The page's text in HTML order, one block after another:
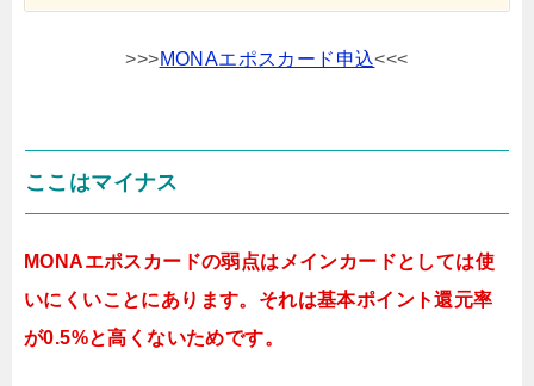
>>>MONAエポスカード申込<<<
ここはマイナス
MONAエポスカードの弱点はメインカードとしては使
いにくいことにあります。それは基本ポイント還元率
が0.5%と高くないためです。